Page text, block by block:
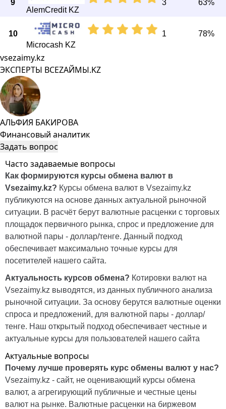
9
AlemCredit KZ
3 63%
10
Microcash KZ
1 78%
vsezaimy.kz
ЭКСПЕРТЫ ВСЕZAЙМЫ.KZ
АЛЬФИЯ БАКИРОВА
Финансовый аналитик
Задать вопрос
Часто задаваемые вопросы
Как формируются курсы обмена валют в
Vsezaimy.kz? Курсы обмена валют в Vsezaimy.kz
публикуются на основе данных актуальной рыночной
ситуации. В расчёт берут валютные расценки с торговых
площадок первичного рынка, спрос и предложение для
валютной пары - доллар/тенге. Данный подход
обеспечивает максимально точные курсы для
посетителей нашего сайта.
Актуальность курсов обмена? Котировки валют на
Vsezaimy.kz выводятся, из данных публичного анализа
рыночной ситуации. За основу берутся валютные оценки
спроса и предложений, для валютной пары - доллар/
тенге. Наш открытый подход обеспечивает честные и
актуальные курсы для пользователей нашего сайта
Актуальные вопросы
Почему лучше проверять курс обмены валют у нас?
Vsezaimy.kz - сайт, не оценивающий курсы обмена
валют, а агрегирующий публичные и честные цены
валют на рынке. Валютные расценки на биржевом